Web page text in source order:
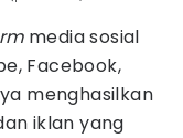
media sosial
Facebook,
menghasilkan
iklan yang